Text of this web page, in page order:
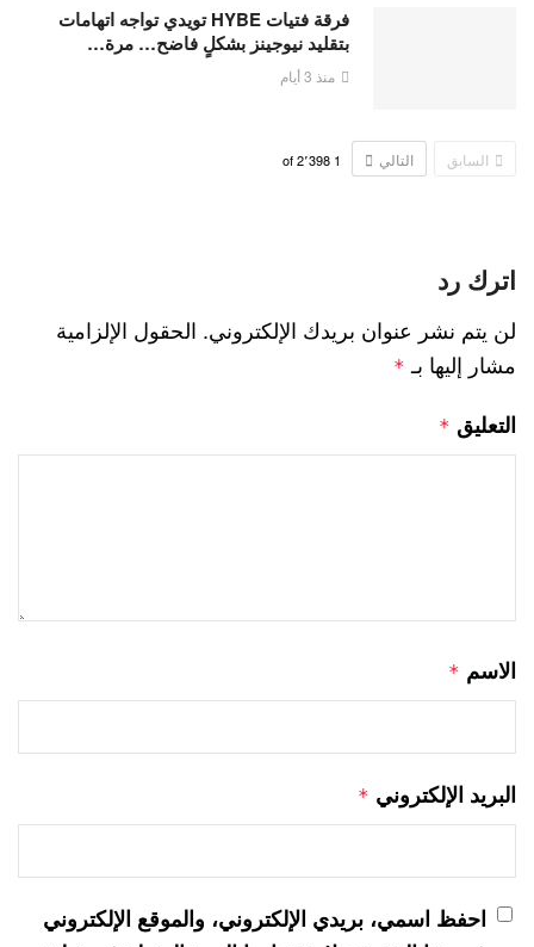
فرقة فتيات HYBE تويدي تواجه اتهامات
بتقليد نيوجينز بشكلٍ فاضح… مرة…
منذ 3 أيام
السابق التالي 1 2٬398
اترك رد
لن يتم نشر عنوان بريدك الإلكتروني. الحقول الإلزامية
مشار إليها بـ *
التعليق *
الاسم *
البريد الإلكتروني *
احفظ اسمي، بريدي الإلكتروني، والموقع الإلكتروني